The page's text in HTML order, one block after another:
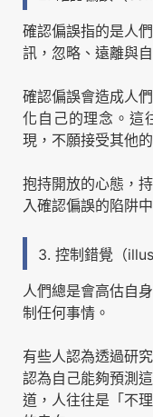
確認偏誤指的是人
訊，忽略、遠離與
確認偏誤會造成人
化自己的理念。這
現，不願接受其他
抱持開放的心態，
入確認偏誤的陷阱中
3. 控制錯覺（
人們總是會高估自
制任何事情。
有些人認為透過研
認為自己能夠預測
道，人往往是「不